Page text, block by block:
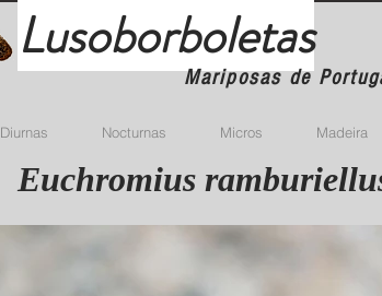
Lusoborboletas
Mariposas de
Diurnas Nocturnas Micros Madeira
Euchromius